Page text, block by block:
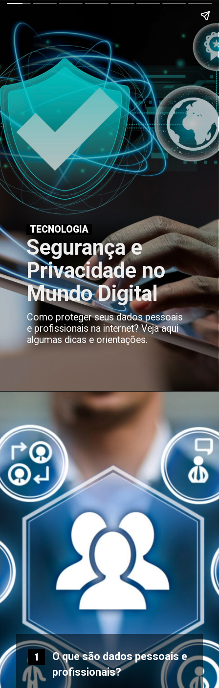
TECNOLOGIA
Segurança e
Privacidade no
Mundo Digital
Como proteger seus dados pessoais
e profissionais na internet? Veja aqui
algumas dicas e orientações.
O que são dados pessoais e
profissionais?
1